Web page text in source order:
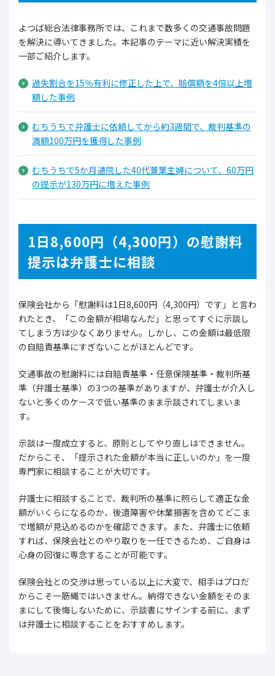
よつば総合法律事務所では、これまで数多くの交通事故問題
を解決に導いてきました。本記事のテーマに近い解決実績を
一部ご紹介します。
過失割合を15％有利に修正した上で、賠償額を4倍以上増
額した事例
むちうちで弁護士に依頼してから約3週間で、裁判基準の
満額100万円を獲得した事例
むちうちで5か月通院した40代兼業主婦について、60万円
の提示が130万円に増えた事例
1日8,600円（4,300円）の慰謝料
提示は弁護士に相談
保険会社から「慰謝料は1日8,600円（4,300円）です」と言わ
れたとき、「この金額が相場なんだ」と思ってすぐに示談し
てしまう方は少なくありません。しかし、この金額は最低限
の自賠責基準にすぎないことがほとんどです。
交通事故の慰謝料には自賠責基準・任意保険基準・裁判所基
準（弁護士基準）の3つの基準がありますが、弁護士が介入し
ないと多くのケースで低い基準のまま示談されてしまいま
す。
示談は一度成立すると、原則としてやり直しはできません。
だからこそ、「提示された金額が本当に正しいのか」を一度
専門家に相談することが大切です。
弁護士に相談することで、裁判所の基準に照らして適正な金
額がいくらになるのか、後遺障害や休業損害を含めてどこま
で増額が見込めるのかを確認できます。また、弁護士に依頼
すれば、保険会社とのやり取りを一任できるため、ご自身は
心身の回復に専念することが可能です。
保険会社との交渉は思っている以上に大変で、相手はプロだ
からこそ一筋縄ではいきません。納得できない金額をそのま
まにして後悔しないために、示談書にサインする前に、まず
は弁護士に相談することをおすすめします。